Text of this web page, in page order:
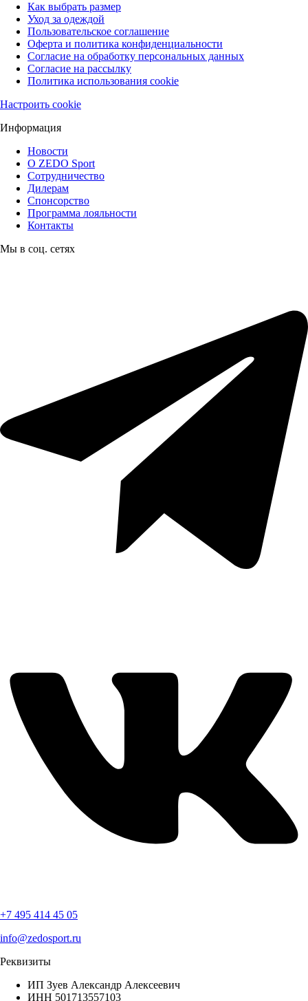
Как выбрать размер
Уход за одеждой
Пользовательское соглашение
Оферта и политика конфиденциальности
Согласие на обработку персональных данных
Согласие на рассылку
Политика использования cookie
Настроить cookie
Информация
Новости
О ZEDO Sport
Сотрудничество
Дилерам
Спонсорство
Программа лояльности
Контакты
Мы в соц. сетях
+7 495 414 45 05
info@zedosport.ru
Реквизиты
ИП Зуев Александр Алексеевич⁠
ИНН 501713557103